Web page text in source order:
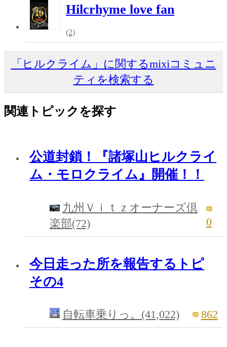
Hilcrhyme love fan
(2)
「ヒルクライム」に関するmixiコミュニ
ティを検索する
関連トピックを探す
公道封鎖！『諸塚山ヒルクライ
ム・モロクライム』開催！！
九州Ｖｉｔｚオーナーズ倶
楽部(72)
0
今日走った所を報告するトピ
その4
自転車乗りっ。(41,022) 862